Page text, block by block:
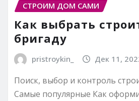
СТРОИМ ДОМ САМИ
Как выбрать
бригаду
pristroykin_ Дек 11,
Поиск, выбор и контроль
Самые популярные Как